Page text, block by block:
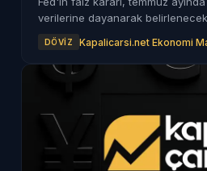
verilerine dayanarak
DÖVIZ Kapalicarsi.net Ekonomi